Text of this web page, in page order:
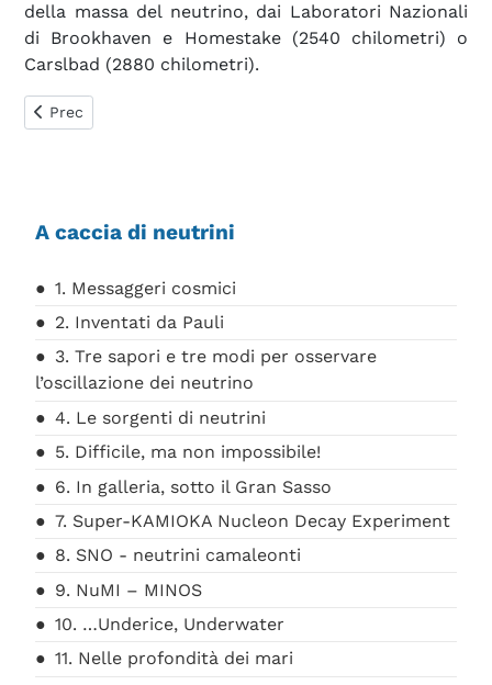
della massa del neutrino, dai Laboratori Nazionali
di Brookhaven e Homestake (2540 chilometri) o
Carslbad (2880 chilometri).
Articolo precedente: 11. Nelle profondità dei mari
Prec
A caccia di neutrini
1. Messaggeri cosmici
2. Inventati da Pauli
3. Tre sapori e tre modi per osservare
l’oscillazione dei neutrino
4. Le sorgenti di neutrini
5. Difficile, ma non impossibile!
6. In galleria, sotto il Gran Sasso
7. Super-KAMIOKA Nucleon Decay Experiment
8. SNO - neutrini camaleonti
9. NuMI – MINOS
10. …Underice, Underwater
11. Nelle profondità dei mari